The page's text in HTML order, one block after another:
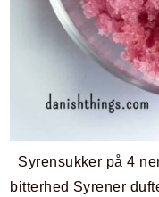
Syrensukker på 4
bitterhed Syrener